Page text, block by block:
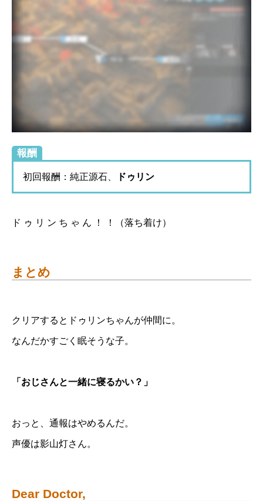
報酬
初回報酬：純正源石、 ドゥリン
ド ゥ リ ン ち ゃ ん ！ ！（落ち着け）
まとめ
クリアするとドゥリンちゃんが仲間に。
なんだかすごく眠そうな子。
「おじさんと一緒に寝るかい？」
おっと、通報はやめるんだ。
声優は影山灯さん。
Dear Doctor,